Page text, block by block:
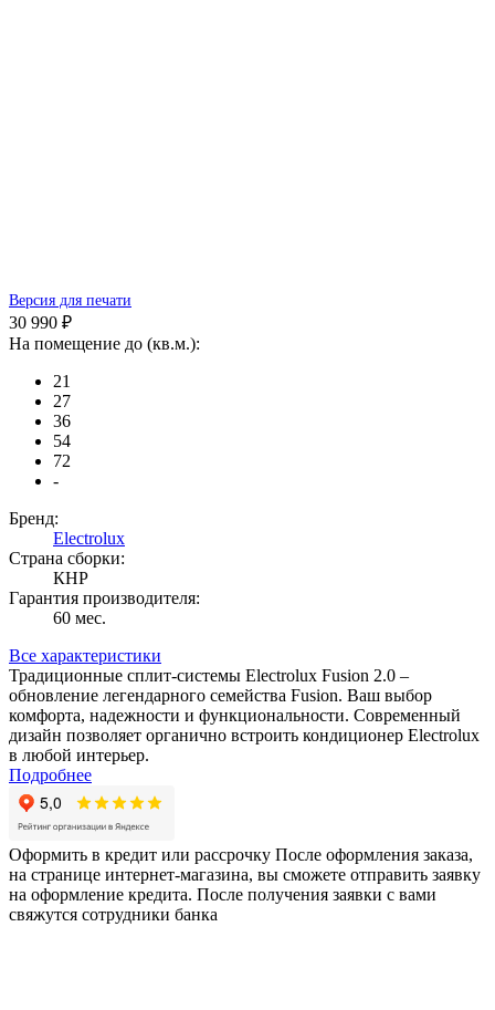
Версия для печати
30 990 ₽
На помещение до (кв.м.):
21
27
36
54
72
-
Бренд:
Electrolux
Страна сборки:
КНР
Гарантия производителя:
60 мес.
Все характеристики
Традиционные сплит-системы Electrolux Fusion 2.0 –
обновление легендарного семейства Fusion. Ваш выбор
комфорта, надежности и функциональности. Современный
дизайн позволяет органично встроить кондиционер Electrolux
в любой интерьер.
Подробнее
Оформить в кредит или рассрочку После оформления заказа,
на странице интернет-магазина, вы сможете отправить заявку
на оформление кредита. После получения заявки с вами
свяжутся сотрудники банка